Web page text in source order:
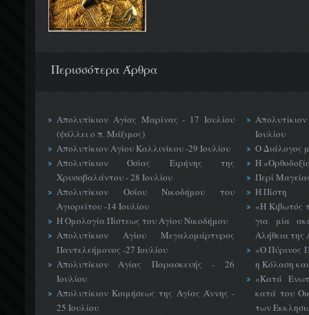
Περισσότερα Άρθρα
Απολυτίκιον Αγίας Μαρίνας - 17 Ιουλίου
(ψάλλει ο π. Μάξιμος)
Απολυτίκιον Αγίου Καλλινίκου -29 Ιουλίου
Απολυτίκιον Οσίας Ειρήνης της
Χρυσοβαλάντου - 28 Ιουλίου
Απολυτίκιον Οσίου Νικοδήμου του
Αγιορείτου -14 Ιουλίου
Η Ομολογία Πίστεως του Αγίου Νικοδήμου
Απολυτίκιον Αγίου Μεγαλομάρτυρος
Παντελεήμονος -27 Ιουλίου
Απολυτίκιον Αγίας Παρασκευής - 26
Ιουλίου
Απολυτίκιον Κοιμήσεως της Αγίας Άννης -
25 Ιουλίου
Ιουλίου
Ο Διάλογος
Η
Περί
Η Πίστη
«H Κιβωτός
για μία
Αλήθεια της
«Ο Πύρινος
η Κόλαση
«Κατά
κατά του
των